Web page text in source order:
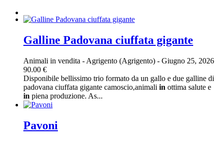
Galline Padovana ciuffata gigante
Animali in vendita - Agrigento (Agrigento) - Giugno 25, 2026
90.00 €
Disponibile bellissimo trio formato da un gallo e due galline di
padovana ciuffata gigante camoscio,animali in ottima salute e
in piena produzione. As...
Pavoni